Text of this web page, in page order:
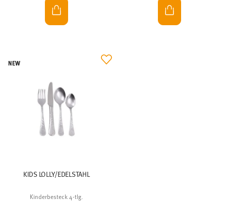
KIDS LOLLY/EDELSTAHL
Kinderbesteck 4-tlg.
NEW